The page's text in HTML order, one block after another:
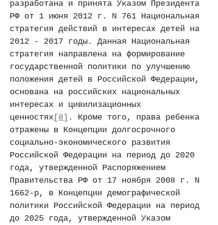
разработана и принята Указом Президента
РФ от 1 июня 2012 г. N 761 Национальная
стратегия действий в интересах детей на
2012 - 2017 годы. Данная Национальная
стратегия направлена на формирование
государственной политики по улучшению
положения детей в Российской Федерации,
основана на российских национальных
интересах и цивилизационных
ценностях [8] . Кроме того, права ребенка
отражены в Концепции долгосрочного
социально-экономического развития
Российской Федерации на период до 2020
года, утвержденной Распоряжением
Правительства РФ от 17 ноября 2008 г. N
1662-р, в Концепции демографической
политики Российской Федерации на период
до 2025 года, утвержденной Указом